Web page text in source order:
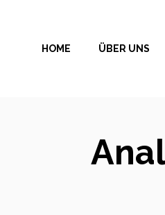
springenHOME ÜBER UNS